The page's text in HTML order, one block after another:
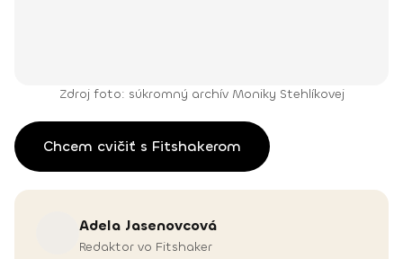
Zdroj foto: súkromný archív Moniky Stehlíkovej
Chcem cvičiť s Fitshakerom
Adela Jasenovcová
Redaktor vo Fitshaker